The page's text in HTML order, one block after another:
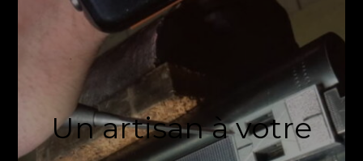
Un artisan à votre